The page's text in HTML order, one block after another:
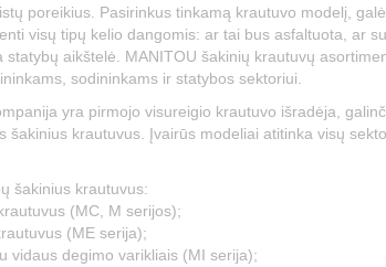
poreikius. Pasirinkus tinkamą krautuvo modelį,
visų tipų kelio dangomis: ar tai bus asfaltuota, ar
statybų aikštelė. MANITOU šakinių krautuvų
sodininkams ir statybos sektoriui.
yra pirmojo visureigio krautuvo išradėja,
šakinius krautuvus. Įvairūs modeliai atitinka visų
šakinius krautuvus:
(MC, M serijos);
(ME serija);
vidaus degimo varikliais (MI serija);